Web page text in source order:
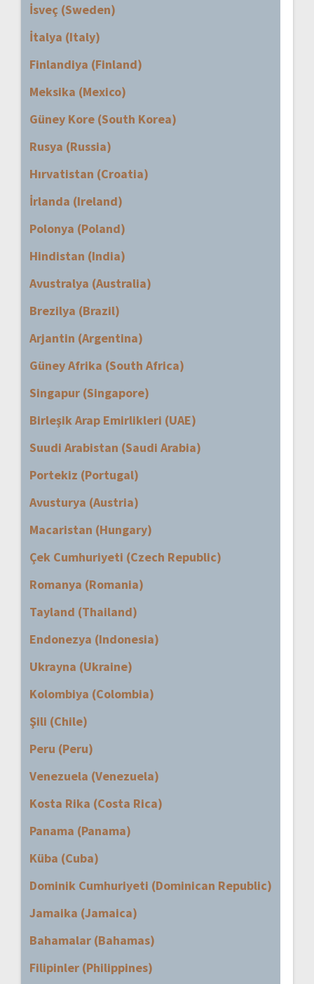
İsveç (Sweden)
İtalya (Italy)
Finlandiya (Finland)
Meksika (Mexico)
Güney Kore (South Korea)
Rusya (Russia)
Hırvatistan (Croatia)
İrlanda (Ireland)
Polonya (Poland)
Hindistan (India)
Avustralya (Australia)
Brezilya (Brazil)
Arjantin (Argentina)
Güney Afrika (South Africa)
Singapur (Singapore)
Birleşik Arap Emirlikleri (UAE)
Suudi Arabistan (Saudi Arabia)
Portekiz (Portugal)
Avusturya (Austria)
Macaristan (Hungary)
Çek Cumhuriyeti (Czech Republic)
Romanya (Romania)
Tayland (Thailand)
Endonezya (Indonesia)
Ukrayna (Ukraine)
Kolombiya (Colombia)
Şili (Chile)
Peru (Peru)
Venezuela (Venezuela)
Kosta Rika (Costa Rica)
Panama (Panama)
Küba (Cuba)
Dominik Cumhuriyeti (Dominican Republic)
Jamaika (Jamaica)
Bahamalar (Bahamas)
Filipinler (Philippines)